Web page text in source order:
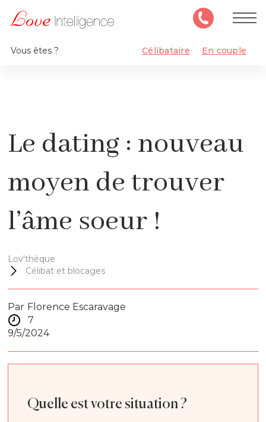
Vous êtes ? Célibataire En couple
Le dating : nouveau
moyen de trouver
l’âme soeur !
Lov'thèque
Célibat et blocages
Par Florence Escaravage
7
9/5/2024
Quelle est votre situation ?